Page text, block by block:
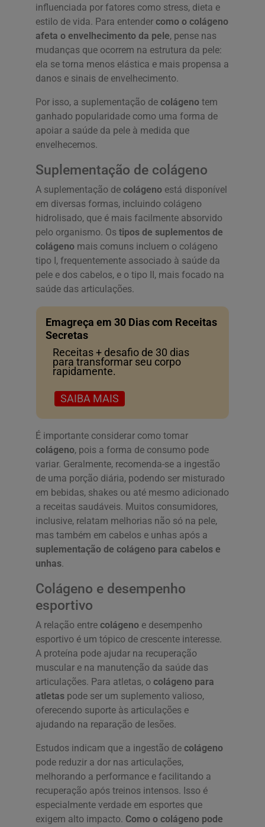
influenciada por fatores como stress, dieta e
estilo de vida. Para entender como o colágeno
afeta o envelhecimento da pele, pense nas
mudanças que ocorrem na estrutura da pele:
ela se torna menos elástica e mais propensa a
danos e sinais de envelhecimento.
Por isso, a suplementação de colágeno tem
ganhado popularidade como uma forma de
apoiar a saúde da pele à medida que
envelhecemos.
Suplementação de colágeno
A suplementação de colágeno está disponível
em diversas formas, incluindo colágeno
hidrolisado, que é mais facilmente absorvido
pelo organismo. Os tipos de suplementos de
colágeno mais comuns incluem o colágeno
tipo I, frequentemente associado à saúde da
pele e dos cabelos, e o tipo II, mais focado na
saúde das articulações.
Emagreça em 30 Dias com Receitas
Secretas
Receitas + desafio de 30 dias
para transformar seu corpo
rapidamente.
SAIBA MAIS
É importante considerar como tomar
colágeno, pois a forma de consumo pode
variar. Geralmente, recomenda-se a ingestão
de uma porção diária, podendo ser misturado
em bebidas, shakes ou até mesmo adicionado
a receitas saudáveis. Muitos consumidores,
inclusive, relatam melhorias não só na pele,
mas também em cabelos e unhas após a
suplementação de colágeno para cabelos e
unhas.
Colágeno e desempenho
esportivo
A relação entre colágeno e desempenho
esportivo é um tópico de crescente interesse.
A proteína pode ajudar na recuperação
muscular e na manutenção da saúde das
articulações. Para atletas, o colágeno para
atletas pode ser um suplemento valioso,
oferecendo suporte às articulações e
ajudando na reparação de lesões.
Estudos indicam que a ingestão de colágeno
pode reduzir a dor nas articulações,
melhorando a performance e facilitando a
recuperação após treinos intensos. Isso é
especialmente verdade em esportes que
exigem alto impacto. Como o colágeno pode